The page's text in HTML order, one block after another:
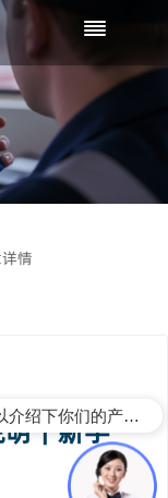
情
｜新手
可以介绍下你们的产品么？